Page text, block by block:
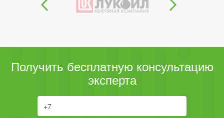
Получить бесплатную консультацию
эксперта